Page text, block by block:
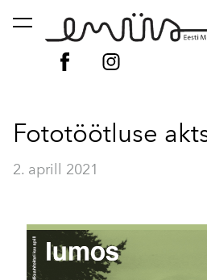
lisati ostukorvi. Vaata
Fototöötluse
2. aprill 2021